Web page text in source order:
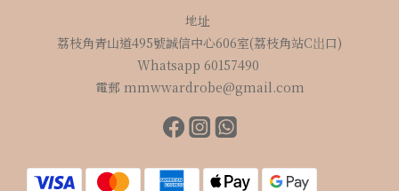
地址
荔枝角青山道495號誠信中心606室(荔枝角站C岀口)
Whatsapp 60157490
電郵 mmwwardrobe@gmail.com